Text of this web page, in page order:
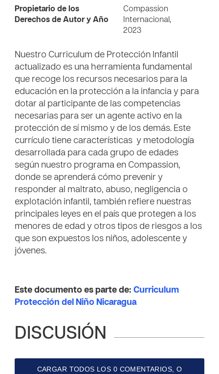
Propietario de los
Derechos de Autor y Año
Compassion
Internacional,
2023
Nuestro Curriculum de Protección Infantil
actualizado es una herramienta fundamental
que recoge los recursos necesarios para la
educación en la protección a la infancia y para
dotar al participante de las competencias
necesarias para ser un agente activo en la
protección de sí mismo y de los demás. Este
currículo tiene características y metodología
desarrollada para cada grupo de edades
según nuestro programa en Compassion,
donde se aprenderá cómo prevenir y
responder al maltrato, abuso, negligencia o
explotación infantil, también refiere nuestras
principales leyes en el país que protegen a los
menores de edad y otros tipos de riesgos a los
que son expuestos los niños, adolescente y
jóvenes.
Este documento es parte de: Curriculum
Protección del Niño Nicaragua
DISCUSIÓN
CARGAR TODOS LOS 0 COMENTARIOS, O